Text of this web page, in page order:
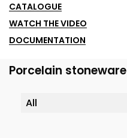
CATALOGUE
WATCH THE VIDEO
DOCUMENTATION
Porcelain stoneware